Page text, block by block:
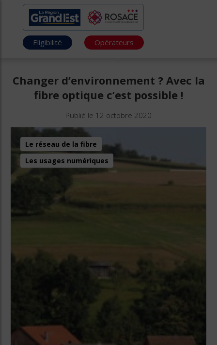
Eligibilité Opérateurs
Changer d’environnement ? Avec la
fibre optique c’est possible !
Publié le 12 octobre 2020
Le réseau de la fibre
Les usages numériques